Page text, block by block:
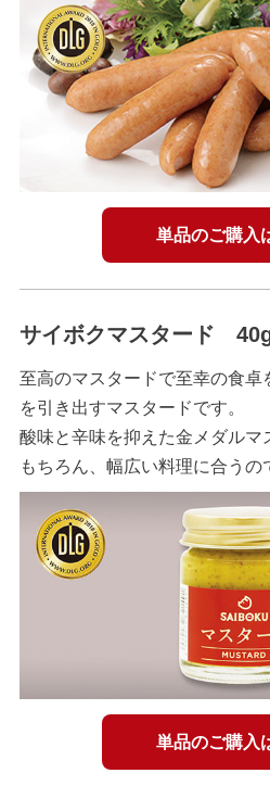
単品のご購入
サイボクマスタード
至高のマスタードで至幸の食卓
を引き出すマスタードです。
酸味と辛味を抑えた金メダルマ
もちろん、幅広い料理に合うの
単品のご購入